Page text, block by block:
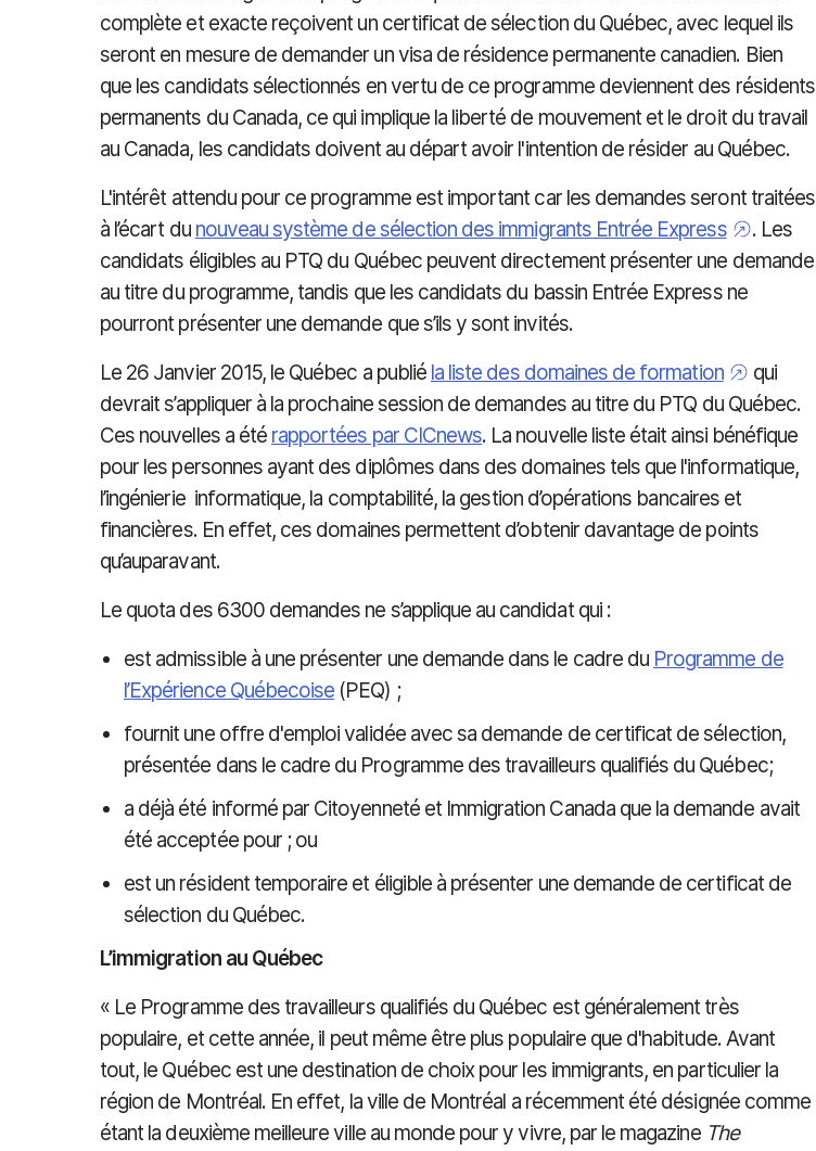
complète et exacte reçoivent un certificat de sélection du Québec, avec lequel ils
seront en mesure de demander un visa de résidence permanente canadien. Bien
que les candidats sélectionnés en vertu de ce programme deviennent des résidents
permanents du Canada, ce qui implique la liberté de mouvement et le droit du travail
au Canada, les candidats doivent au départ avoir l'intention de résider au Québec.
L'intérêt attendu pour ce programme est important car les demandes seront traitées
à l’écart du nouveau système de sélection des immigrants Entrée Express
. Les
candidats éligibles au PTQ du Québec peuvent directement présenter une demande
au titre du programme, tandis que les candidats du bassin Entrée Express ne
pourront présenter une demande que s’ils y sont invités.
Le 26 Janvier 2015, le Québec a publié la liste des domaines de formation
qui
devrait s’appliquer à la prochaine session de demandes au titre du PTQ du Québec.
Ces nouvelles a été rapportées par CICnews. La nouvelle liste était ainsi bénéfique
pour les personnes ayant des diplômes dans des domaines tels que l'informatique,
l’ingénierie informatique, la comptabilité, la gestion d’opérations bancaires et
financières. En effet, ces domaines permettent d’obtenir davantage de points
qu’auparavant.
Le quota des 6300 demandes ne s’applique au candidat qui :
est admissible à une présenter une demande dans le cadre du Programme de
l’Expérience Québecoise (PEQ) ;
fournit une offre d'emploi validée avec sa demande de certificat de sélection,
présentée dans le cadre du Programme des travailleurs qualifiés du Québec;
a déjà été informé par Citoyenneté et Immigration Canada que la demande avait
été acceptée pour ; ou
est un résident temporaire et éligible à présenter une demande de certificat de
sélection du Québec.
L’immigration au Québec
« Le Programme des travailleurs qualifiés du Québec est généralement très
populaire, et cette année, il peut même être plus populaire que d'habitude. Avant
tout, le Québec est une destination de choix pour les immigrants, en particulier la
région de Montréal. En effet, la ville de Montréal a récemment été désignée comme
étant la deuxième meilleure ville au monde pour y vivre, par le magazine The